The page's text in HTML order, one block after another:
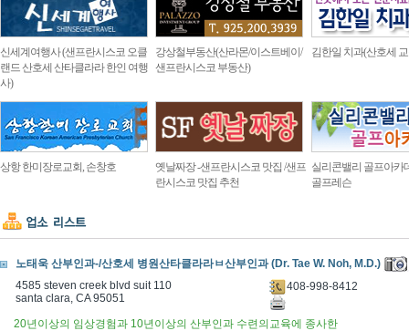
신세계여행사 (샌프란시스코 오클
랜드 산호세 산타클라라 한인 여행
사)
강상철부동산(산라몬/이스트베이/
샌프란시스코 부동산)
김한일 치과(산호세
상항 한미장로교회, 손창호
옛날짜장 -샌프란시스코 맛집 /샌프
란시스코 맛집 추천
실리콘밸리 골프아카
골프레슨
노태욱 산부인과-/산호세 병원산타클라라ㅂ산부인과 (Dr. Tae W. Noh, M.D.)
4585 steven creek blvd suit 110
santa clara, CA 95051
408-998-8412
20년이상의 임상경험과 10년이상의 산부인과 수련의교육에 종사한